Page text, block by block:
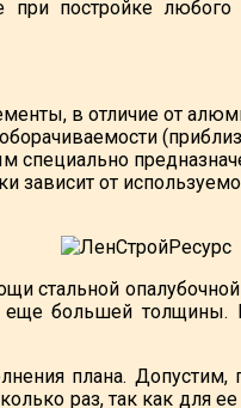
постройке
в отличие от
от
стальной
еще большей
плана. Допустим,
раз, так как для